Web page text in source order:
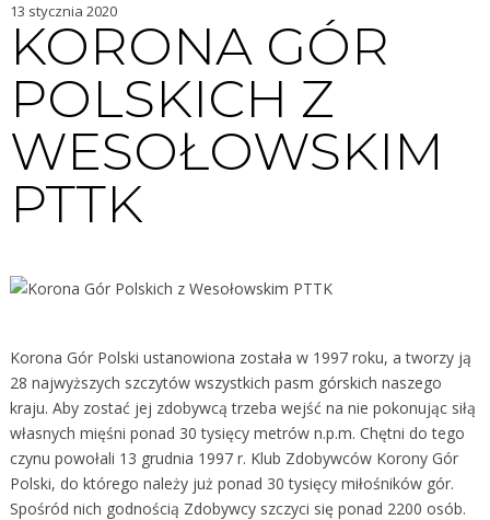
13 stycznia 2020
KORONA GÓR
POLSKICH Z
WESOŁOWSKIM
PTTK
Korona Gór Polski ustanowiona została w 1997 roku, a tworzy ją
28 najwyższych szczytów wszystkich pasm górskich naszego
kraju. Aby zostać jej zdobywcą trzeba wejść na nie pokonując siłą
własnych mięśni ponad 30 tysięcy metrów n.p.m. Chętni do tego
czynu powołali 13 grudnia 1997 r. Klub Zdobywców Korony Gór
Polski, do którego należy już ponad 30 tysięcy miłośników gór.
Spośród nich godnością Zdobywcy szczyci się ponad 2200 osób.